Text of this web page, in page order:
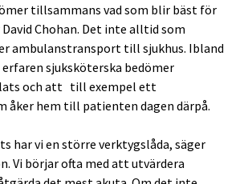
tillsammans vad som blir bäst för
Chohan. Det inte alltid som
ambulanstransport till sjukhus. Ibland
sjuksköterska bedömer
och att till exempel ett
åker hem till patienten dagen därpå.
har vi en större verktygslåda, säger
Vi börjar ofta med att utvärdera